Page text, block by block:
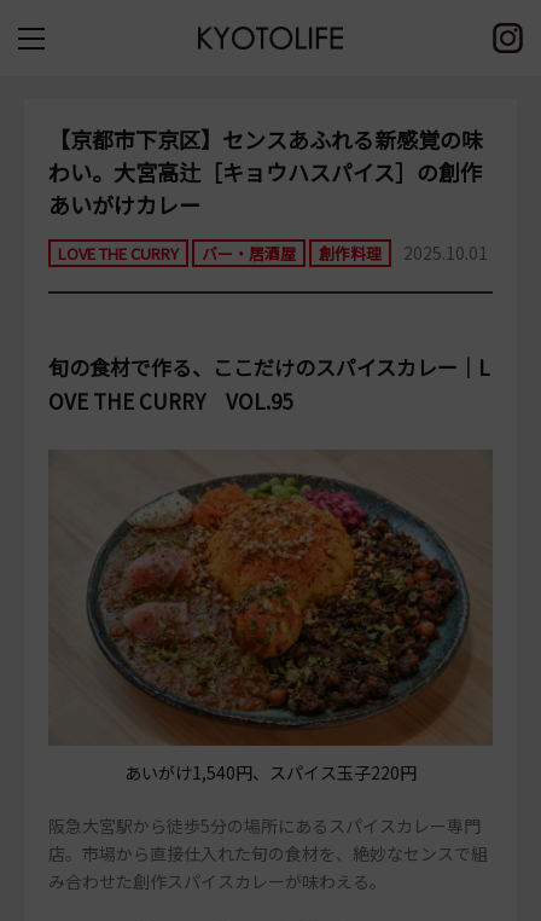
【京都市下京区】センスあふれる新感覚の味
わい。大宮高辻［キョウハスパイス］の創作
あいがけカレー
LOVE THE CURRY バー・居酒屋 創作料理 2025.10.01
旬の食材で作る、ここだけのスパイスカレー｜L
OVE THE CURRY VOL.95
あいがけ1,540円、スパイス玉子220円
阪急大宮駅から徒歩5分の場所にあるスパイスカレー専門
店。市場から直接仕入れた旬の食材を、絶妙なセンスで組
み合わせた創作スパイスカレーが味わえる。